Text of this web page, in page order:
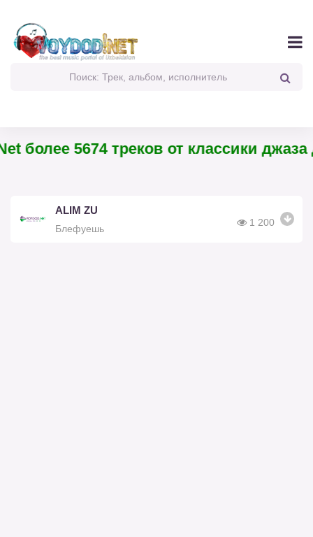
более 5674 треков от классики джаза
ALIM ZU
Блефуешь
1 200